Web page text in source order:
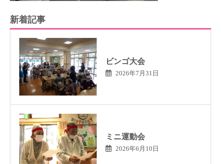
新着記事
ビンゴ大会
2026年7月31日
ミニ運動会
2026年6月10日